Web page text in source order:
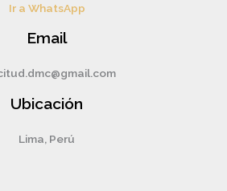
Ir a WhatsApp
Email
Ubicación
Lima, Perú